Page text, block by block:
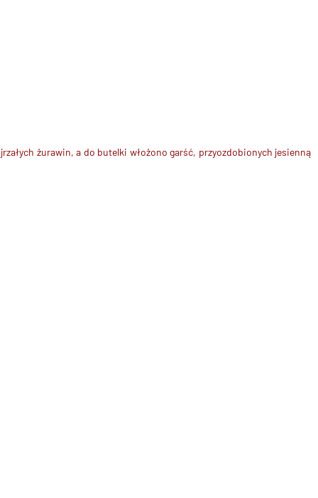
żurawin, a do butelki włożono garść, przyozdobionych jesienną